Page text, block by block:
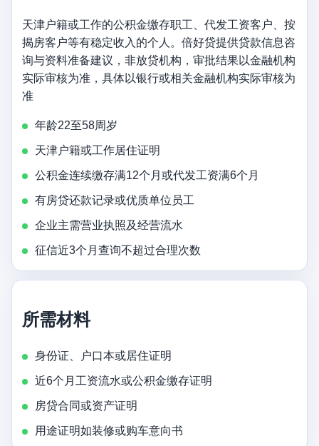
天津户籍或工作的公积金缴存职工、代发工资客户、按
揭房客户等有稳定收入的个人。倍好贷提供贷款信息咨
询与资料准备建议，非放贷机构，审批结果以金融机构
实际审核为准，具体以银行或相关金融机构实际审核为
准
年龄22至58周岁
天津户籍或工作居住证明
公积金连续缴存满12个月或代发工资满6个月
有房贷还款记录或优质单位员工
企业主需营业执照及经营流水
征信近3个月查询不超过合理次数
所需材料
身份证、户口本或居住证明
近6个月工资流水或公积金缴存证明
房贷合同或资产证明
用途证明如装修或购车意向书